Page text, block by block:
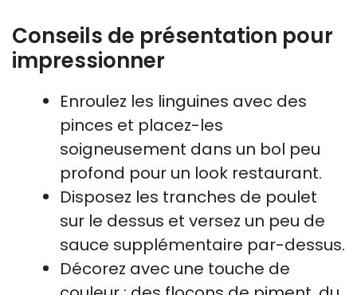
Conseils de présentation pour
impressionner
Enroulez les linguines avec des
pinces et placez-les
soigneusement dans un bol peu
profond pour un look restaurant.
Disposez les tranches de poulet
sur le dessus et versez un peu de
sauce supplémentaire par-dessus.
Décorez avec une touche de